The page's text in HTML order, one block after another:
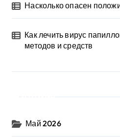
Насколько опасен
Как лечить вирус
методов и средств
Май 2026